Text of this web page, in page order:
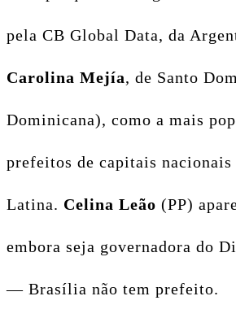
pela CB Global Data, da
Carolina Mejía, de Santo
Dominicana), como a mais
prefeitos de capitais nacionais
Latina. Celina Leão (PP)
embora seja governadora do
— Brasília não tem prefeito.